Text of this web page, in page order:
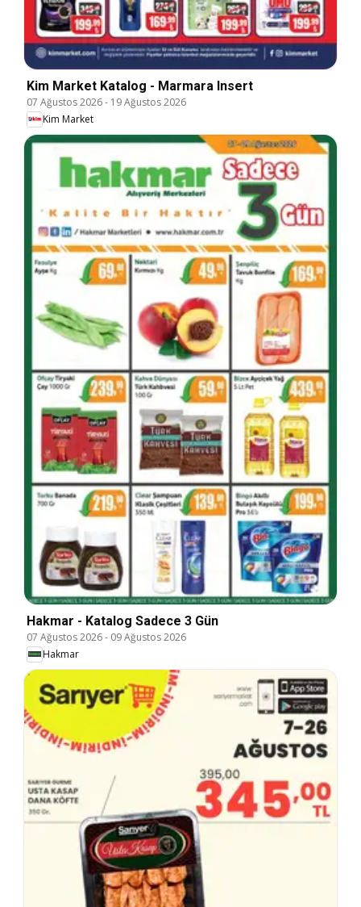
Kim Market Katalog - Marmara Insert
07 Ağustos 2026- 19 Ağustos 2026
Kim Market
Hakmar - Katalog Sadece 3 Gün
07 Ağustos 2026- 09 Ağustos 2026
Hakmar